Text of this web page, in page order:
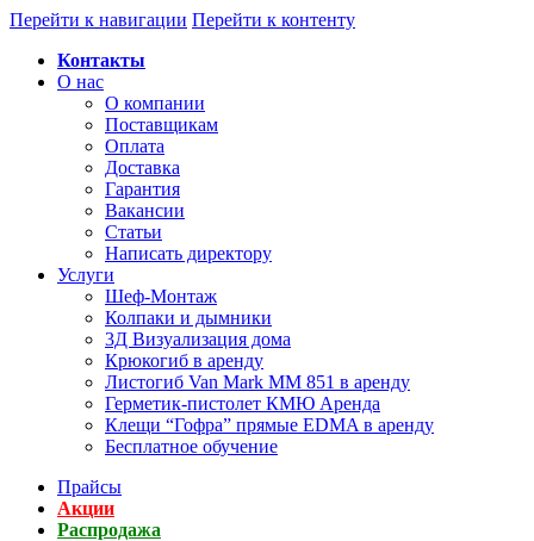
Перейти к навигации Перейти к контенту
Контакты
О нас
О компании
Поставщикам
Оплата
Доставка
Гарантия
Вакансии
Статьи
Написать директору
Услуги
Шеф-Монтаж
Колпаки и дымники
3Д Визуализация дома
Крюкогиб в аренду
Листогиб Van Mark MM 851 в аренду
Герметик-пистолет КМЮ Аренда
Клещи “Гофра” прямые EDMA в аренду
Бесплатное обучение
Прайсы
Акции
Распродажа